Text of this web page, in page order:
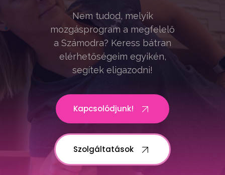
Nem tudod, melyik
mozgásprogram a megfelelő
a Számodra? Keress bátran
elérhetőségeim egyikén,
segítek eligazodni!
Kapcsolódjunk!
Szolgáltatások